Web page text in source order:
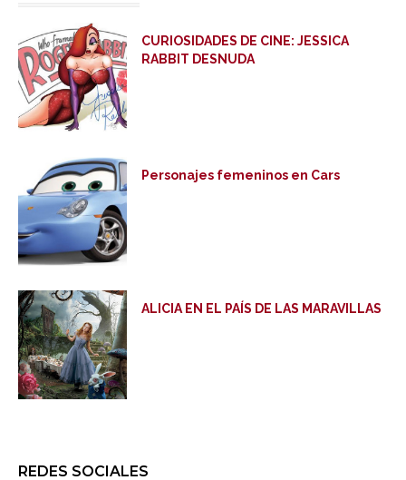
CURIOSIDADES DE CINE: JESSICA
RABBIT DESNUDA
Personajes femeninos en Cars
ALICIA EN EL PAÍS DE LAS MARAVILLAS
REDES SOCIALES